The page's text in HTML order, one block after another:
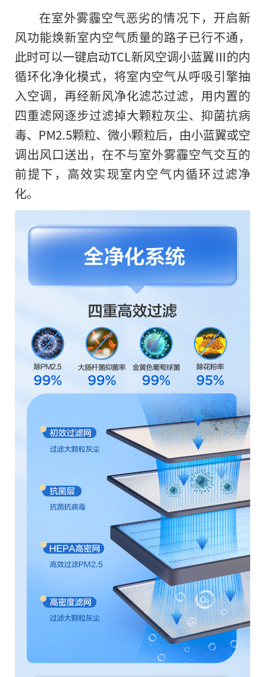
在室外雾霾空气恶劣的情况下，开启新
风功能焕新室内空气质量的路子已行不通，
此时可以一键启动TCL新风空调小蓝翼Ⅲ的内
循环化净化模式，将室内空气从呼吸引擎抽
入空调，再经新风净化滤芯过滤，用内置的
四重滤网逐步过滤掉大颗粒灰尘、抑菌抗病
毒、PM2.5颗粒、微小颗粒后，由小蓝翼或空
调出风口送出，在不与室外雾霾空气交互的
前提下，高效实现室内空气内循环过滤净
化。